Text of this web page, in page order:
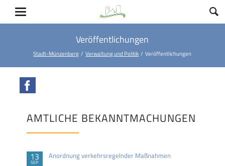
Veröffentlichungen
Stadt-Münzenberg Verwaltung und Politik Veröffentlichungen
AMTLICHE BEKANNTMACHUNGEN
13
SEP
Anordnung verkehrsregelnder Maßnahmen